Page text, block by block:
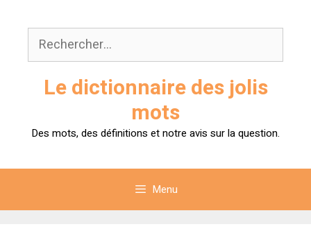
contenu
Rechercher :
Le dictionnaire des jolis
mots
Des mots, des définitions et notre avis sur la question.
Menu